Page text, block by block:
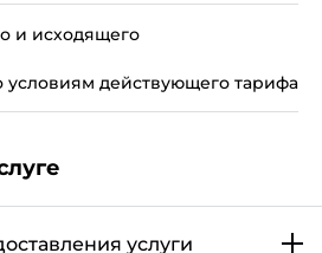
и исходящего
условиям действующего тарифа
услуги
IP-адреса).
Услуги Вам необходимо
телефон и произвести
телефона. Для
настроек